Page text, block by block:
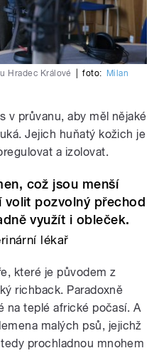
Hradec Králové foto: Milan
v průvanu, aby měl nějaké
Jejich huňatý kožich je
a izolovat.
což jsou menší
volit pozvolný přechod
využít i obleček.
lékař
které je původem z
richback. Paradoxně
na teplé africké počasí. A
malých psů, jejichž
prochladnou mnohem